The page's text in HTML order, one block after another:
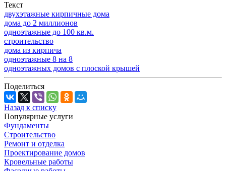
Текст
двухэтажные кирпичные дома
дома до 2 миллионов
одноэтажные до 100 кв.м.
строительство
дома из кирпича
одноэтажные 8 на 8
одноэтажных домов с плоской крышей
Поделиться
Назад к списку
Популярные услуги
Фундаменты
Строительство
Ремонт и отделка
Проектирование домов
Кровельные работы